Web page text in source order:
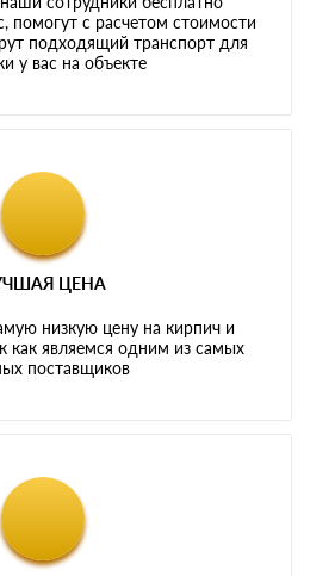
помогут с расчетом стоимости
подходящий транспорт для
у вас на объекте
ЦЕНА
низкую цену на кирпич и
как являемся одним из самых
поставщиков